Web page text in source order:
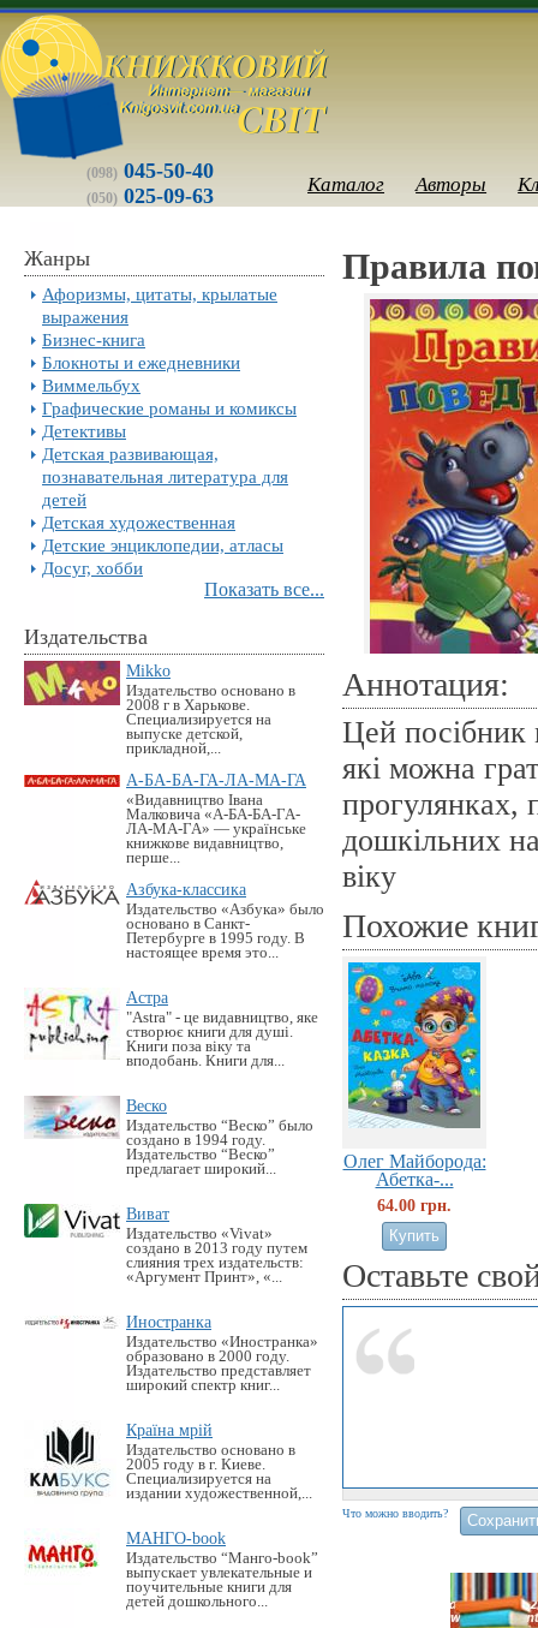
(098) 045-50-40
(050) 025-09-63 Каталог Авторы
Жанры
Афоризмы, цитаты, крылатые
выражения
Бизнес-книга
Блокноты и ежедневники
Виммельбух
Графические романы и комиксы
Детективы
Детская развивающая,
познавательная литература для
детей
Детская художественная
Детские энциклопедии, атласы
Досуг, хобби
Показать все...
Издательства
Mikko
Издательство основано в
2008 г в Харькове.
Специализируется на
выпуске детской,
прикладной,...
А-БА-БА-ГА-ЛА-МА-ГА
«Видавництво Івана
Малковича «А-БА-БА-ГА-
ЛА-МА-ГА» — українське
книжкове видавництво,
перше...
Азбука-классика
Издательство «Азбука» было
основано в Санкт-
Петербурге в 1995 году. В
настоящее время это...
Астра
"Astra" - це видавництво, яке
створює книги для душі.
Книги поза віку та
вподобань. Книги для...
Веско
Издательство “Веско” было
создано в 1994 году.
Издательство “Веско”
предлагает широкий...
Виват
Издательство «Vivat»
создано в 2013 году путем
слияния трех издательств:
«Аргумент Принт», «...
Иностранка
Издательство «Иностранка»
образовано в 2000 году.
Издательство представляет
широкий спектр книг...
Країна мрій
Издательство основано в
2005 году в г. Киеве.
Специализируется на
издании художественной,...
МАНГО-book
Издательство “Манго-book”
выпускает увлекательные и
поучительные книги для
детей дошкольного...
Правила
Аннотация:
Цей посібник
які можна
прогулянках,
дошкільних
віку
Похожие
Олег Майборода:
Абетка-...
64.00 грн.
Оставьте
Что можно вводить?